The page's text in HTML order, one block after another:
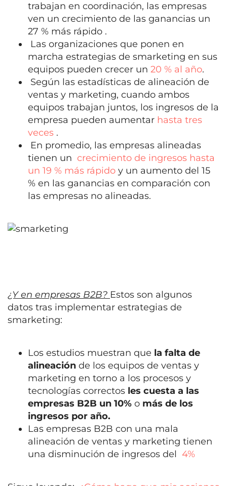
trabajan en coordinación, las empresas
ven un crecimiento de las ganancias un
27 % más rápido .
Las organizaciones que ponen en
marcha estrategias de smarketing en sus
equipos pueden crecer un 20 % al año.
Según las estadísticas de alineación de
ventas y marketing, cuando ambos
equipos trabajan juntos, los ingresos de la
empresa pueden aumentar hasta tres
veces .
En promedio, las empresas alineadas
tienen un crecimiento de ingresos hasta
un 19 % más rápido y un aumento del 15
% en las ganancias en comparación con
las empresas no alineadas.
¿Y en empresas B2B? Estos son algunos
datos tras implementar estrategias de
smarketing:
Los estudios muestran que la falta de
alineación de los equipos de ventas y
marketing en torno a los procesos y
tecnologías correctos les cuesta a las
empresas B2B un 10% o más de los
ingresos por año.
Las empresas B2B con una mala
alineación de ventas y marketing tienen
una disminución de ingresos del 4%